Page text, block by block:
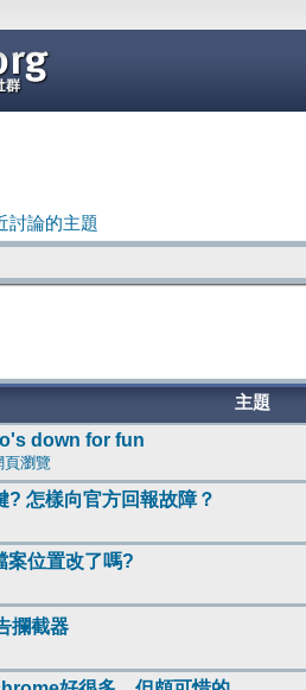
討論的主題
主題
down for fun
頁瀏覽
? 怎樣向官方回報故障？
位置改了嗎?
攔截器